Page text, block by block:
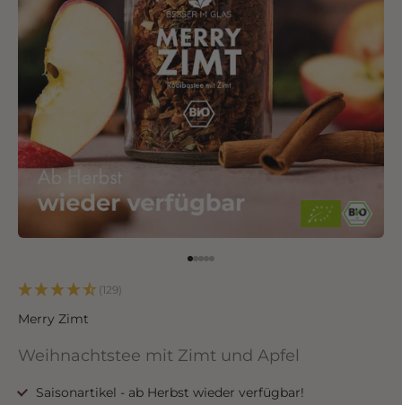
(129)
Merry Zimt
Weihnachtstee mit Zimt und Apfel
Saisonartikel - ab Herbst wieder verfügbar!